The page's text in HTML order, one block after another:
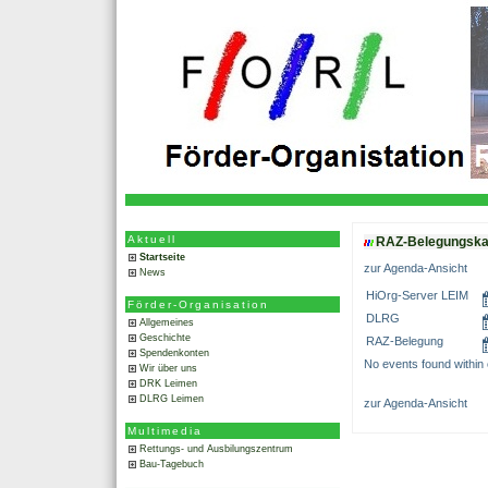
Aktuell
Startseite
News
Förder-Organisation
Allgemeines
Geschichte
Spendenkonten
Wir über uns
DRK Leimen
DLRG Leimen
Multimedia
Rettungs- und Ausbilungszentrum
Bau-Tagebuch
RAZ-
zur Agenda-Ansicht
HiOrg-Server LEIM
DLRG
RAZ-Belegung
No events found within
zur Agenda-Ansicht